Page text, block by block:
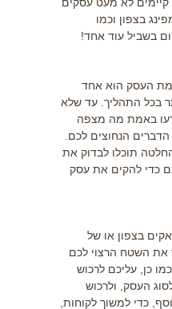
בצפון וכמו
בשביל עוד אחד!
העסק הוא אחד
בכל התהליך. עד שלא
באמת מה מצפה
הנחוצים לכם.
תוכלו לבדוק את
כדי להקים את עסק
בצפון או של
את השטח הרצוי לכם
כן, עליכם לרכוש
העסק, ולרכוש
כדי למשוך לקוחות,